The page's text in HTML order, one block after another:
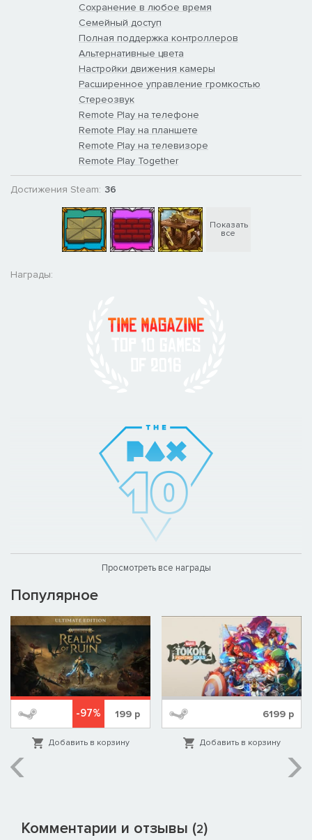
Сохранение в любое время
Семейный доступ
Полная поддержка контроллеров
Альтернативные цвета
Настройки движения камеры
Расширенное управление громкостью
Стереозвук
Remote Play на телефоне
Remote Play на планшете
Remote Play на телевизоре
Remote Play Together
Достижения Steam: 36
Показать
все
Награды:
Просмотреть все награды
Популярное
-97% 199р
Добавить в корзину
6199 р
Добавить в корзину
Комментарии и отзывы (2)